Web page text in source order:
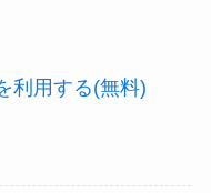
利用する(無料)